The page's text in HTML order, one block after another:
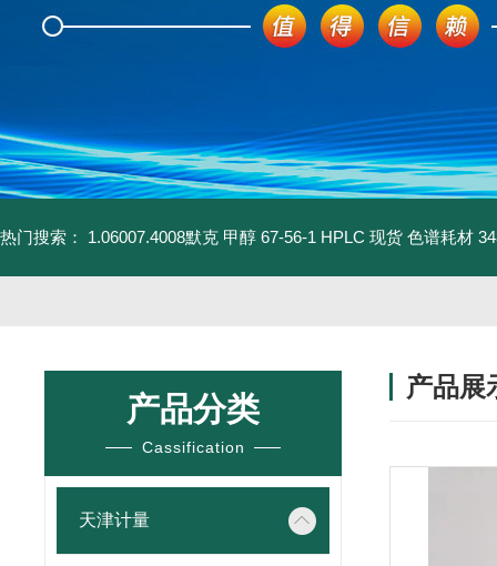
热门搜索： 1.06007.4008默克 甲醇 67-56-1 HPLC 现货 色谱耗材
产品分类
Cassification
天津计量
产品展